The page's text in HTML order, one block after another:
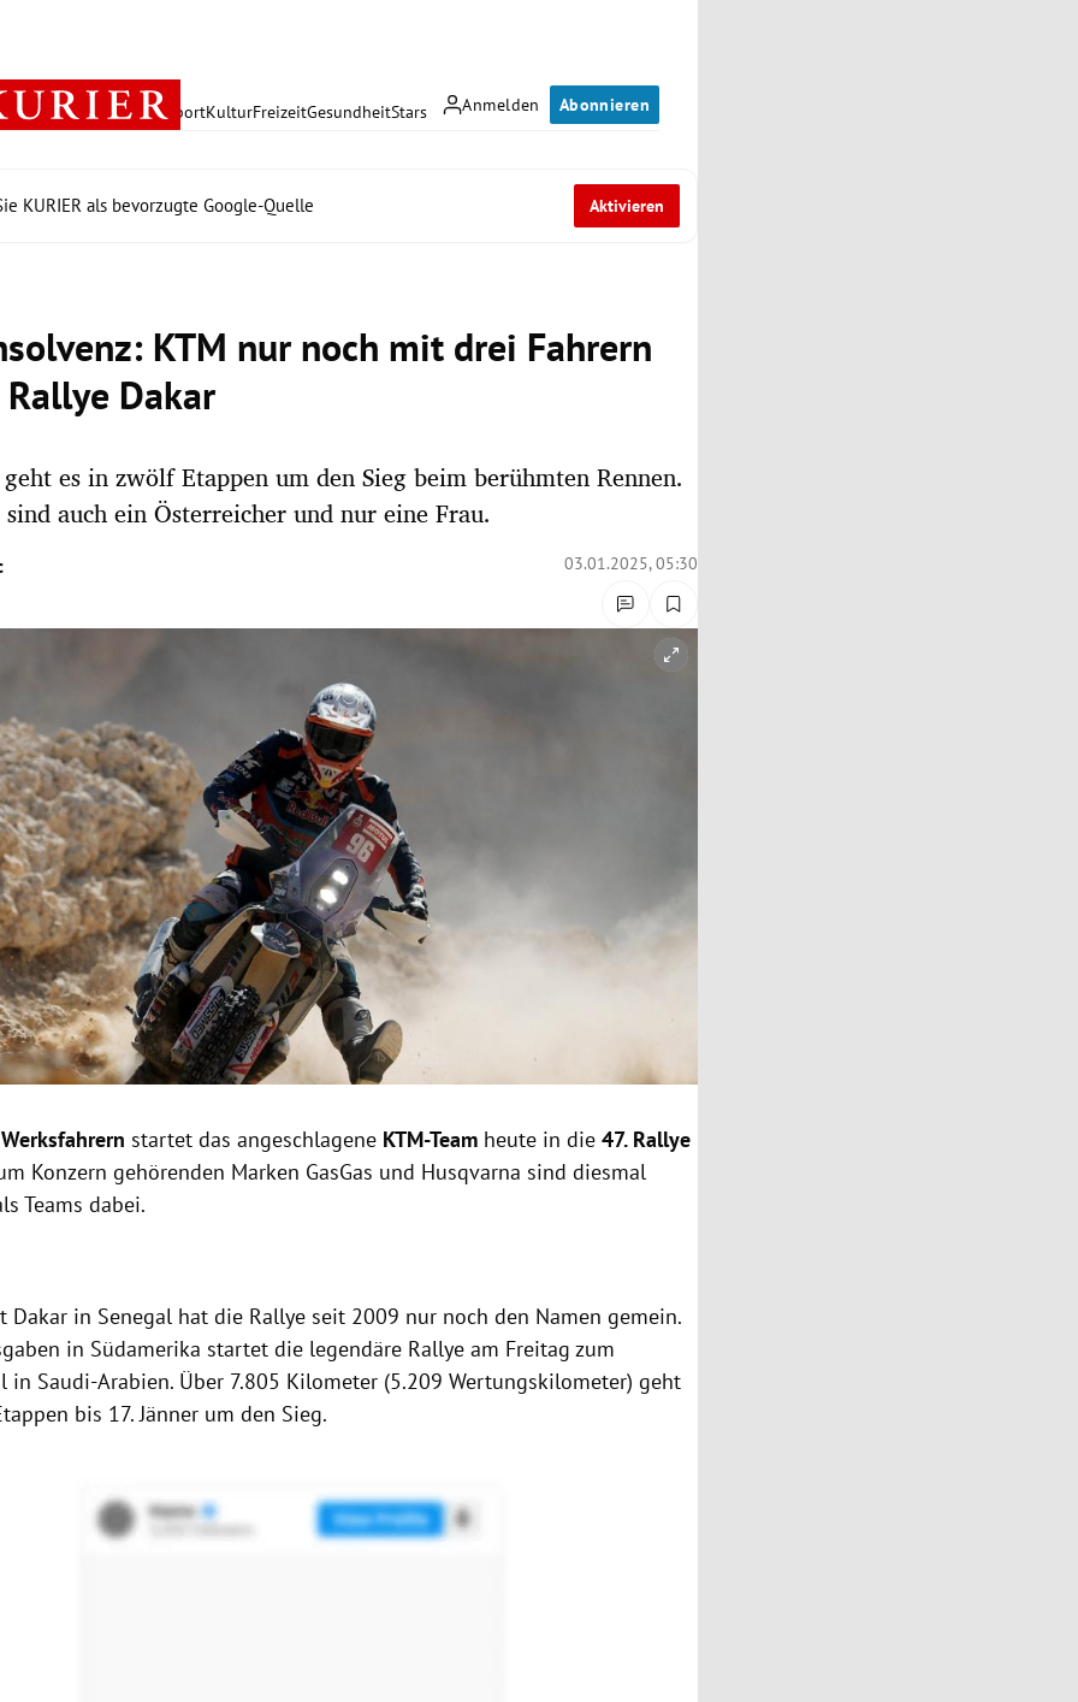
Anmelden Abonnieren
PolitikWirtschaft SportKulturFreizeitGesundheitStars
KURIER als bevorzugte Google-Quelle Aktivieren
KTM nur noch mit drei Fahrern
Dakar
es in zwölf Etappen um den Sieg beim berühmten Rennen.
auch ein Österreicher und nur eine Frau.
03.01.2025, 05:30
öffnen/schließen
startet das angeschlagene KTM-Team heute in die 47. Rallye
Konzern gehörenden Marken GasGas und Husqvarna sind diesmal
Teams dabei.
Dakar in Senegal hat die Rallye seit 2009 nur noch den Namen gemein.
in Südamerika startet die legendäre Rallye am Freitag zum
in Saudi-Arabien. Über 7.805 Kilometer (5.209 Wertungskilometer) geht
bis 17. Jänner um den Sieg.